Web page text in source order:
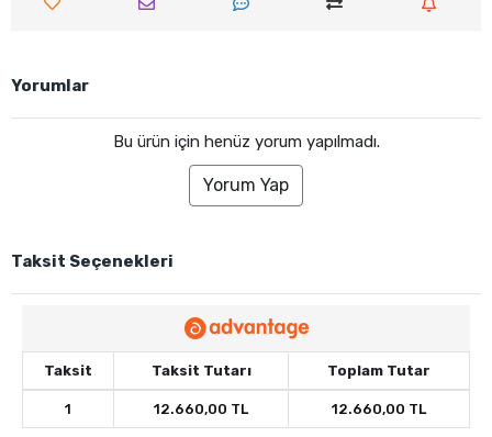
Yorumlar
Bu ürün için henüz yorum yapılmadı.
Yorum Yap
Taksit Seçenekleri
Taksit Taksit Tutarı Toplam Tutar
1 12.660,00 TL 12.660,00 TL